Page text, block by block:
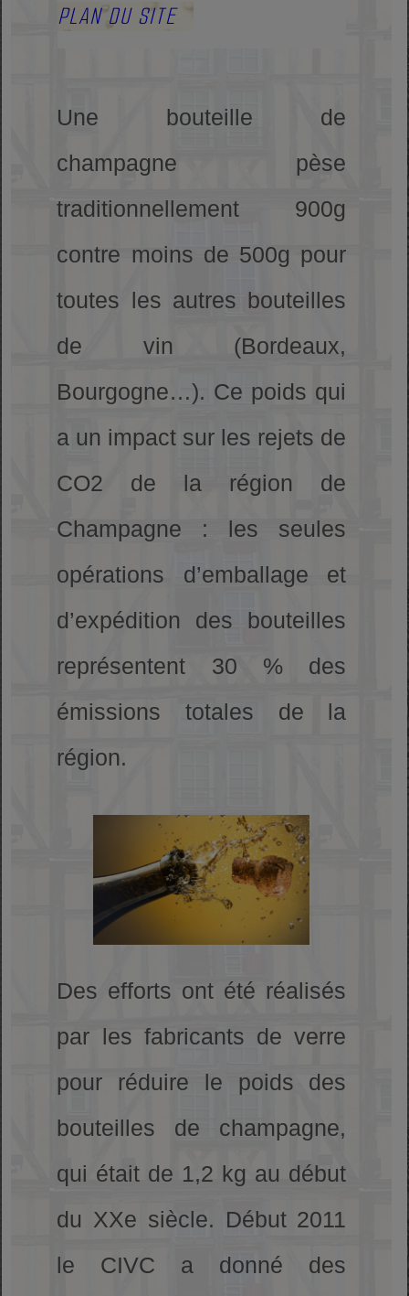
PLAN DU SITE
Une bouteille de
champagne pèse
traditionnellement 900g
contre moins de 500g pour
toutes les autres bouteilles
de vin (Bordeaux,
Bourgogne…). Ce poids qui
a un impact sur les rejets de
CO2 de la région de
Champagne : les seules
opérations d’emballage et
d’expédition des bouteilles
représentent 30 % des
émissions totales de la
région.
Des efforts ont été réalisés
par les fabricants de verre
pour réduire le poids des
bouteilles de champagne,
qui était de 1,2 kg au début
du XXe siècle. Début 2011
le CIVC a donné des